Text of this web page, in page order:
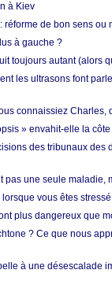
à Kiev
: réforme de bon sens
à gauche ?
toujours autant (alors
les ultrasons font
connaissiez Charles,
» envahit-elle la
des tribunaux des
pas une seule maladie,
vous êtes
plus dangereux que
? Ce que nous
à une désescalade